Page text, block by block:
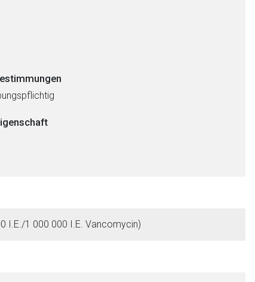
I.E./1 000 000 I.E. Vancomycin)